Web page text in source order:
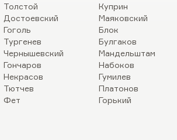
Толстой
Достоевский
Гоголь
Тургенев
Чернышевский
Гончаров
Некрасов
Тютчев
Фет
Куприн
Маяковский
Блок
Булгаков
Мандельштам
Набоков
Гумилев
Платонов
Горький